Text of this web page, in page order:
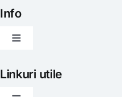
Info
Toggle
Articole
Linkuri utile